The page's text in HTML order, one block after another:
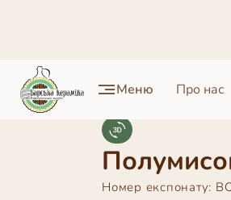
Меню Про нас
Номер експонату: